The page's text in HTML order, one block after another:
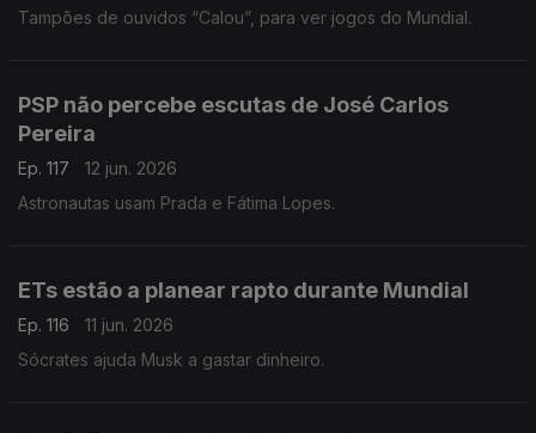
Tampões de ouvidos “Calou”, para ver jogos do Mundial.
PSP não percebe escutas de José Carlos
Pereira
Ep. 117
12 jun. 2026
Astronautas usam Prada e Fátima Lopes.
ETs estão a planear rapto durante Mundial
Ep. 116
11 jun. 2026
Sócrates ajuda Musk a gastar dinheiro.